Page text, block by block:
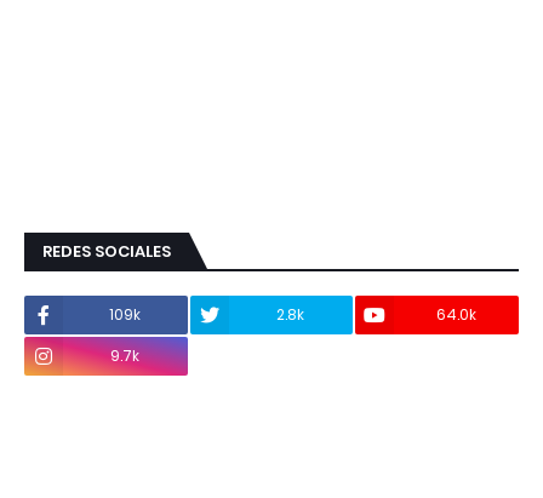
REDES SOCIALES
109k 2.8k
64.0k
9.7k